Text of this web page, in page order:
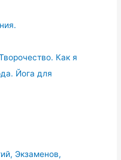
Как я
Йога для
Экзаменов,